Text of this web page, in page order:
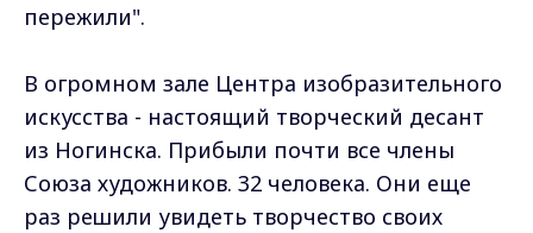
пережили".
В огромном зале Центра изобразительного
искусства - настоящий творческий десант
из Ногинска. Прибыли почти все члены
Союза художников. 32 человека. Они еще
раз решили увидеть творчество своих